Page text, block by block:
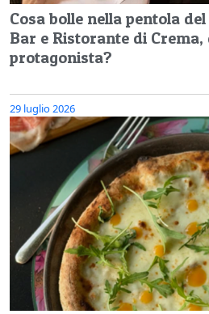
Cosa bolle nella pentola
Bar e Ristorante di
protagonista?
29 luglio 2026